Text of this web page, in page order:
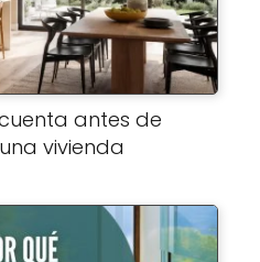
antes de
vivienda